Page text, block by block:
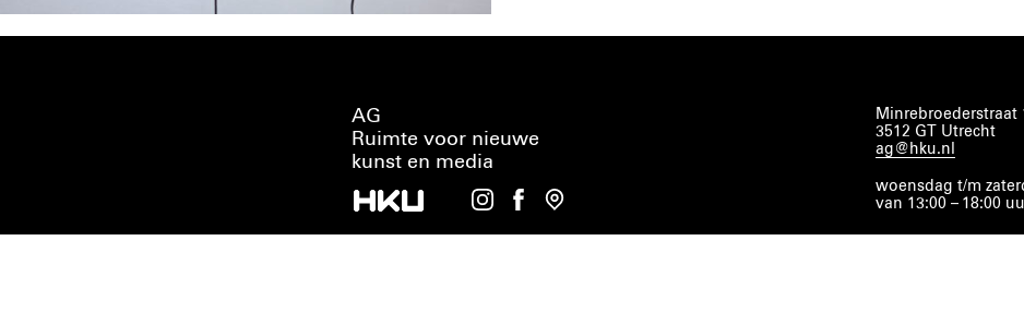
AG
Ruimte voor nieuwe
kunst en media
Minrebroederstraat
3512 GT Utrecht
ag@hku.nl
woensdag t/m
van 13:00 – 18:00